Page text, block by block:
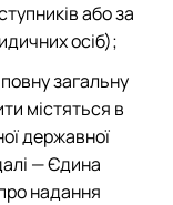
або за
осіб);
загальну
містяться в
державної
— Єдина
надання